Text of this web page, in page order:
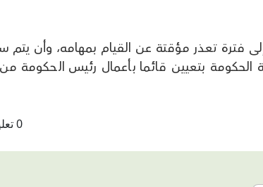
فترة تعذر مؤقتة عن القيام بمهامه، وأن
الحكومة بتعيين قائما بأعمال رئيس الحكومة
0 تعليقات